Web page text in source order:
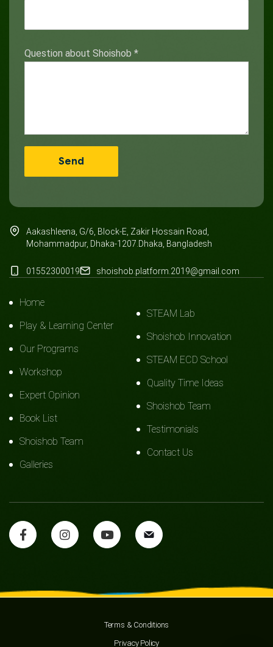
Question about Shoishob *
Aakashleena, G/6, Block-E, Zakir Hossain Road,
Mohammadpur, Dhaka-1207.Dhaka, Bangladesh
01552300019 shoishob.platform.2019@gmail.com
Home
Play & Learning Center
Our Programs
Workshop
Expert Opinion
Book List
Shoishob Team
Galleries
STEAM Lab
Shoishob Innovation
STEAM ECD School
Quality Time Ideas
Shoishob Team
Testimonials
Contact Us
Terms & Conditions
Privacy Policy